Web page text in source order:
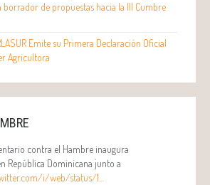
de propuestas hacia la III Cumbre
Emite su Primera Declaración Oficial
Agricultora
contra el Hambre inaugura
República Dominicana junto a
i/web/status/1…